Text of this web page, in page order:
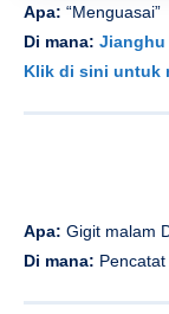
Apa: “Menguasai”
Di mana: Jianghu
Klik di sini untuk
Apa: Gigit malam
Di mana: